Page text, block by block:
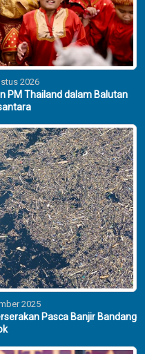
2026
PM Thailand dalam Balutan
2025
Pasca Banjir Bandang